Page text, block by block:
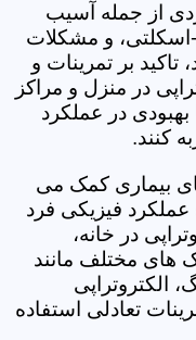
از جمله آسیب
و مشکلات
بر تمرینات و
در منزل و مراکز
بهبودی در عملکرد
کنند.
بیماری کمک می
عملکرد فیزیکی فرد
در خانه،
های مختلف مانند
الکتروتراپی
تعادلی استفاده